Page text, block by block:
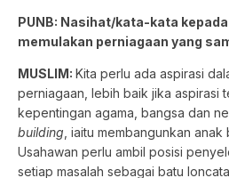
PUNB: Nasihat/kata-kata
memulakan perniagaan yang
MUSLIM: Kita perlu ada aspirasi
perniagaan, lebih baik jika aspirasi
kepentingan agama, bangsa dan
building , iaitu membangunkan
Usahawan perlu ambil posisi
setiap masalah sebagai batu